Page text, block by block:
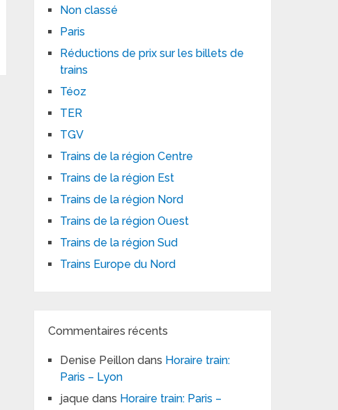
Non classé
Paris
Réductions de prix sur les billets de
trains
Téoz
TER
TGV
Trains de la région Centre
Trains de la région Est
Trains de la région Nord
Trains de la région Ouest
Trains de la région Sud
Trains Europe du Nord
Commentaires récents
Denise Peillon dans Horaire train:
Paris – Lyon
jaque dans Horaire train: Paris –